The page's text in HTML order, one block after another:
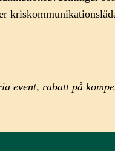
rabatt på